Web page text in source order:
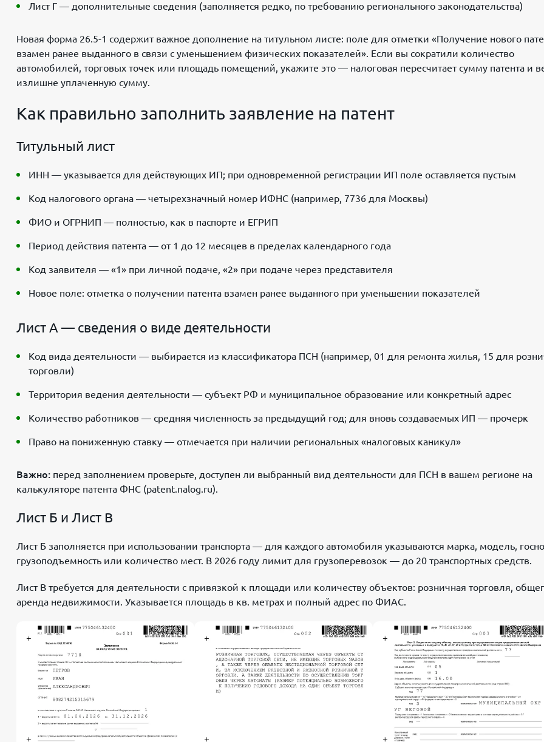
Лист Г — дополнительные сведения (заполняется редко, по требованию регионального законодательства)
Новая форма 26.5-1 содержит важное дополнение на титульном листе: поле для отметки «Получение нового
взамен ранее выданного в связи с уменьшением физических показателей». Если вы сократили количество
автомобилей, торговых точек или площадь помещений, укажите это — налоговая пересчитает сумму патента и
излишне уплаченную сумму.
Как правильно заполнить заявление на патент
Титульный лист
ИНН — указывается для действующих ИП; при одновременной регистрации ИП поле оставляется пустым
Код налогового органа — четырехзначный номер ИФНС (например, 7736 для Москвы)
ФИО и ОГРНИП — полностью, как в паспорте и ЕГРИП
Период действия патента — от 1 до 12 месяцев в пределах календарного года
Код заявителя — «1» при личной подаче, «2» при подаче через представителя
Новое поле: отметка о получении патента взамен ранее выданного при уменьшении показателей
Лист А — сведения о виде деятельности
Код вида деятельности — выбирается из классификатора ПСН (например, 01 для ремонта жилья, 15 для
торговли)
Территория ведения деятельности — субъект РФ и муниципальное образование или конкретный адрес
Количество работников — средняя численность за предыдущий год; для вновь создаваемых ИП — прочерк
Право на пониженную ставку — отмечается при наличии региональных «налоговых каникул»
Важно: перед заполнением проверьте, доступен ли выбранный вид деятельности для ПСН в вашем регионе на
калькуляторе патента ФНС (patent.nalog.ru).
Лист Б и Лист В
Лист Б заполняется при использовании транспорта — для каждого автомобиля указываются марка, модель,
грузоподъемность или количество мест. В 2026 году лимит для грузоперевозок — до 20 транспортных средств.
Лист В требуется для деятельности с привязкой к площади или количеству объектов: розничная торговля,
аренда недвижимости. Указывается площадь в кв. метрах и полный адрес по ФИАС.